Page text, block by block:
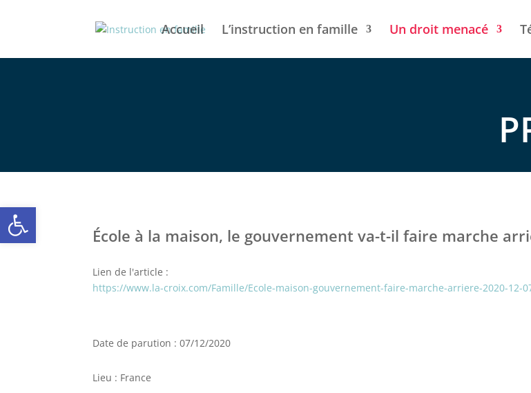
Accueil L’instruction en famille Un droit menacé
École à la maison, le gouvernement va-t-il faire marche
Lien de l'article :
https://www.la-croix.com/Famille/Ecole-maison-gouvernement-faire-marche-arriere-2020-12-
Date de parution : 07/12/2020
Lieu : France
Ouvrir la barre d’outils